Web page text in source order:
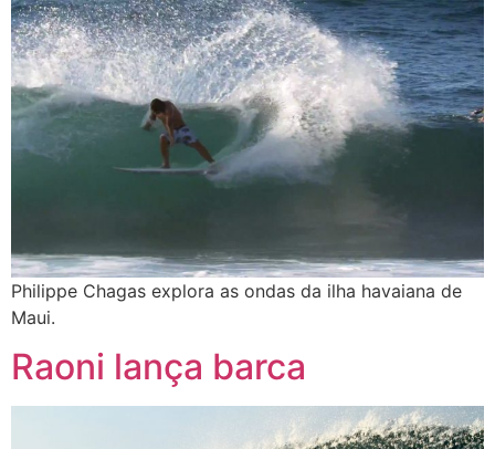
Philippe Chagas explora as ondas da ilha havaiana de
Maui.
Raoni lança barca